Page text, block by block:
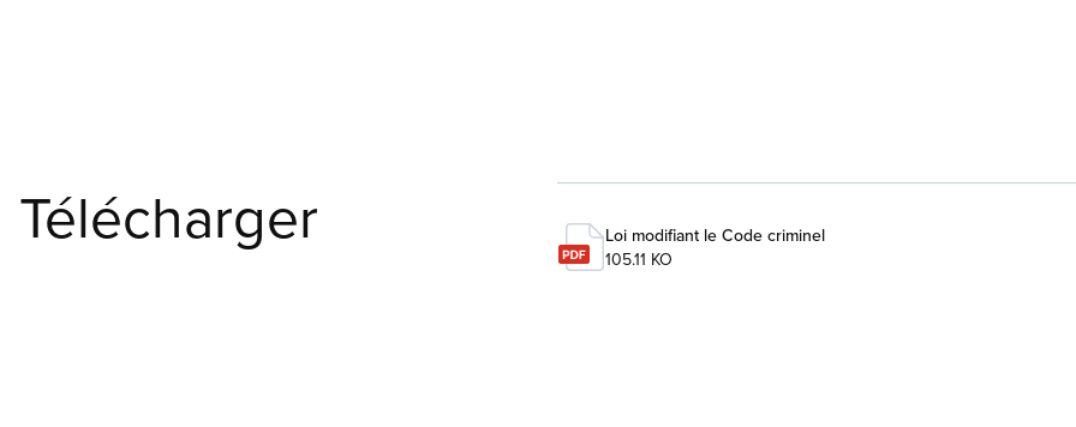
Télécharger
Loi modifiant le Code criminel
105.11 KO